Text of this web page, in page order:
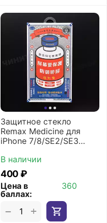
Защитное стекло
Remax Medicine для
iPhone 7/8/SE2/SE3
В наличии
‍400‍₽
Цена в
баллах:
360
+
−